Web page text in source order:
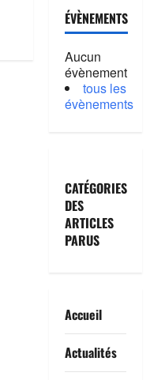
ÉVÈNEMENTS
Aucun
évènement
tous les
évènements
CATÉGORIES
DES
ARTICLES
PARUS
Accueil
Actualités